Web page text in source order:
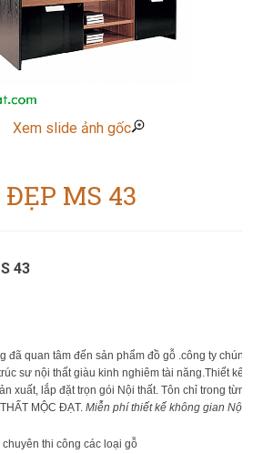
Xem slide ảnh gốc
MS 43
43
đã quan tâm đến sản phẩm đồ gỗ .công ty chúng
sư nội thất giàu kinh nghiêm tài năng.Thiết kế
xuất, lắp đặt trọn gói Nội thất. Tôn chỉ trong từng
MỘC ĐẠT. Miễn phí thiết kế không gian Nội
thi công các loại gỗ